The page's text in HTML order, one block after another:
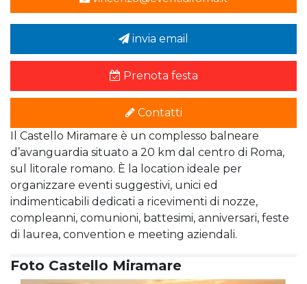
invia email
Prenota festa
Contatti
Il Castello Miramare è un complesso balneare
d’avanguardia situato a 20 km dal centro di Roma,
sul litorale romano. È la location ideale per
organizzare eventi suggestivi, unici ed
indimenticabili dedicati a ricevimenti di nozze,
compleanni, comunioni, battesimi, anniversari, feste
di laurea, convention e meeting aziendali.
Foto Castello Miramare